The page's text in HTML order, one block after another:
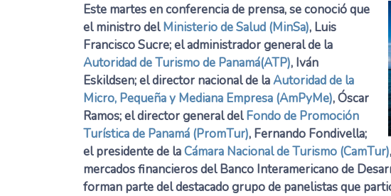
Este martes en conferencia de prensa, se conoció que
el ministro delMinisterio de Salud (MinSa), Luis
Francisco Sucre; el administrador general de la
Autoridad de Turismo de Panamá(ATP), Iván
Eskildsen; el director nacional de laAutoridad de la
Micro, Pequeña y Mediana Empresa (AmPyMe), Óscar
Ramos; el director general delFondo de Promoción
Turística de Panamá (PromTur), Fernando Fondivella;
el presidente de laCámara Nacional de Turismo (CamTur)
mercados financieros del Banco Interamericano de
forman parte del destacado grupo de panelistas que